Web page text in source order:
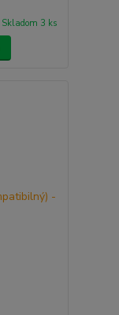
Skladom 3 ks